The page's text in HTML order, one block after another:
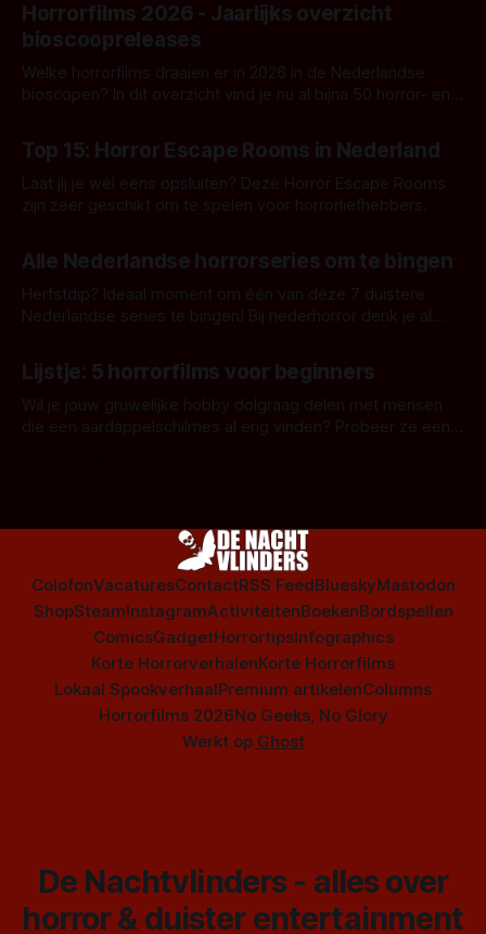
Horrorfilms 2026 - Jaarlijks overzicht
bioscoopreleases
Welke horrorfilms draaien er in 2026 in de Nederlandse
bioscopen? In dit overzicht vind je nu al bijna 50 horror- en
Top 15: Horror Escape Rooms in Nederland
Laat jij je wel eens opsluiten? Deze Horror Escape Rooms
zijn zeer geschikt om te spelen voor horrorliefhebbers.
Alle Nederlandse horrorseries om te bingen
Herfstdip? Ideaal moment om één van deze 7 duistere
Nederlandse series te bingen! Bij nederhorror denk je al
Amsterdamned of The Johnsons. Maar Nederlandse horror
is niet beperkt tot films. Hier een aantal Nederlandse tv-
series uit het duistere of horrorgenre. Als
Lijstje: 5 horrorfilms voor beginners
Wil je jouw gruwelijke hobby dolgraag delen met mensen
die een aardappelschilmes al eng vinden? Probeer ze eens
ColofonVacaturesContactRSS FeedBlueskyMastodon
ShopSteamInstagramActiviteitenBoekenBordspellen
ComicsGadgetHorrortipsInfographics
Korte HorrorverhalenKorte Horrorfilms
Lokaal SpookverhaalPremium artikelenColumns
Horrorfilms 2026No Geeks, No Glory
Werkt op Ghost
De Nachtvlinders - alles over
horror & duister entertainment